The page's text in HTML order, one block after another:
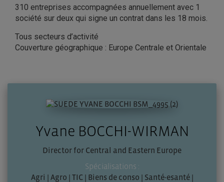
310 entreprises accompagnées annuellement avec 1
société sur deux qui signe un contrat dans les 18 mois.
Tous secteurs d’activité
Couverture géographique : Europe Centrale et Orientale
Yvane BOCCHI-WIRMAN
Director for Central and Eastern Europe
Spécialisations :
Agri | Agro | TIC | Biens de conso | Santé-esanté |